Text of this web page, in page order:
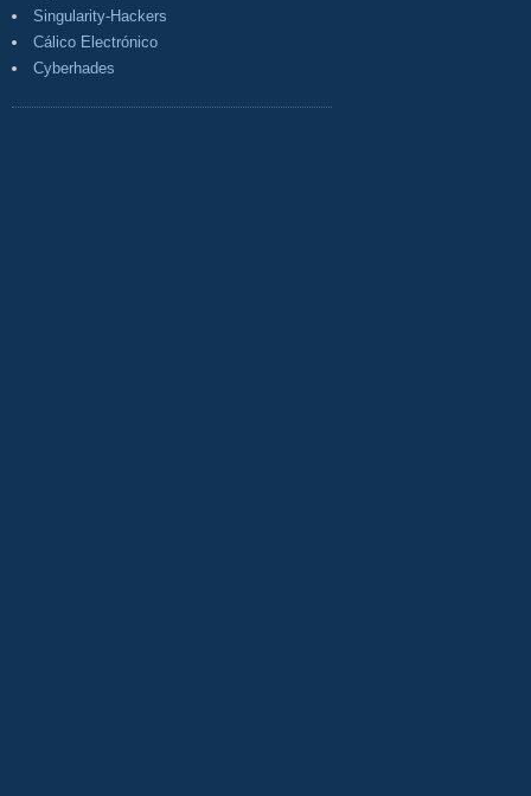
Singularity-Hackers
Cálico Electrónico
Cyberhades